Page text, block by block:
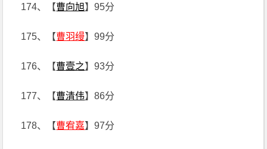
174、【曹向旭】95分
175、【曹羽缦】99分
176、【曹壹之】93分
177、【曹清伟】86分
178、【曹宥嘉】97分